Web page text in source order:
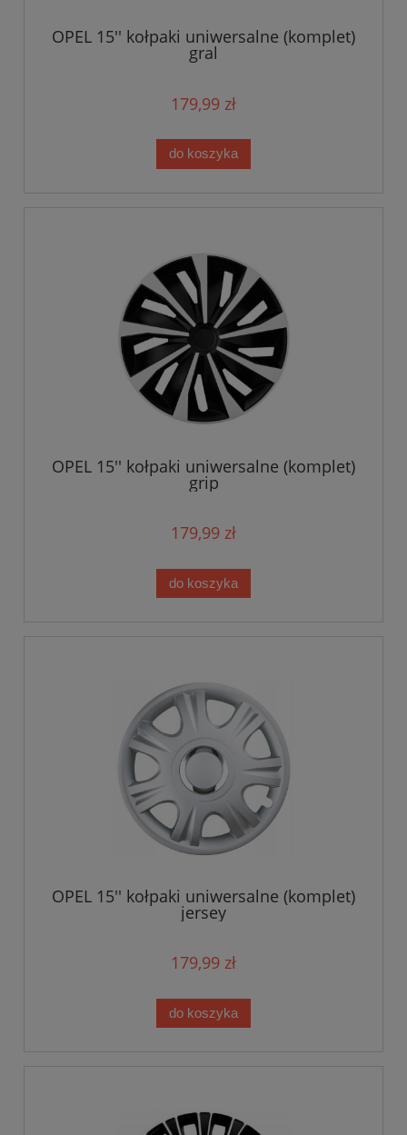
OPEL 15'' kołpaki uniwersalne (komplet)
gral
179,99 zł
do koszyka
OPEL 15'' kołpaki uniwersalne (komplet)
grip
179,99 zł
do koszyka
OPEL 15'' kołpaki uniwersalne (komplet)
jersey
179,99 zł
do koszyka